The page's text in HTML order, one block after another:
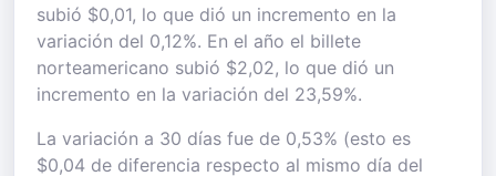
subió $0,01, lo que dió un incremento en la
variación del 0,12%. En el año el billete
norteamericano subió $2,02, lo que dió un
incremento en la variación del 23,59%.
La variación a 30 días fue de 0,53% (esto es
$0,04 de diferencia respecto al mismo día del